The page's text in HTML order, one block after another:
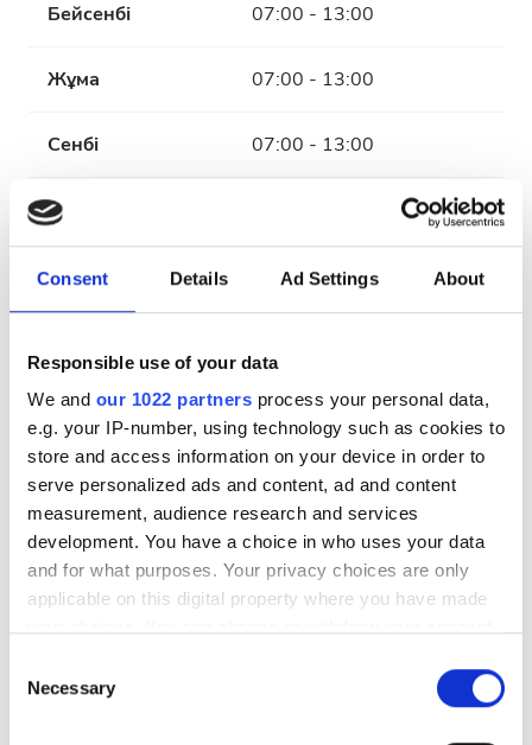
Consent Details Ad Settings About
Responsible use of your data
We and our 1022 partners process your personal data,
e.g. your IP-number, using technology such as cookies to
store and access information on your device in order to
serve personalized ads and content, ad and content
measurement, audience research and services
development. You have a choice in who uses your data
and for what purposes. Your privacy choices are only
applicable on this digital property where you have made
the Privacy trigger icon.
Selection
Necessary
Бейсенбі 07:00 - 13:00
Жұма 07:00 - 13:00
Сенбі 07:00 - 13:00
Жексенбі
Қызметкерлер
Medical Director